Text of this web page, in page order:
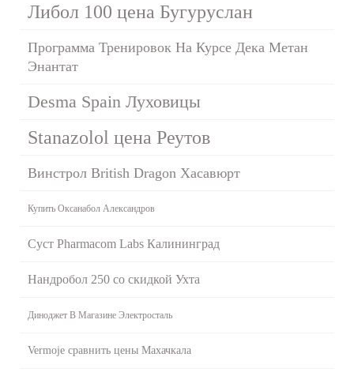
Либол 100 цена Бугуруслан
Программа Тренировок На Курсе Дека Метан
Энантат
Desma Spain Луховицы
Stanazolol цена Реутов
Винстрол British Dragon Хасавюрт
Купить Оксанабол Александров
Суст Pharmacom Labs Калининград
Нандробол 250 со скидкой Ухта
Диноджет В Магазине Электросталь
Vermoje сравнить цены Махачкала